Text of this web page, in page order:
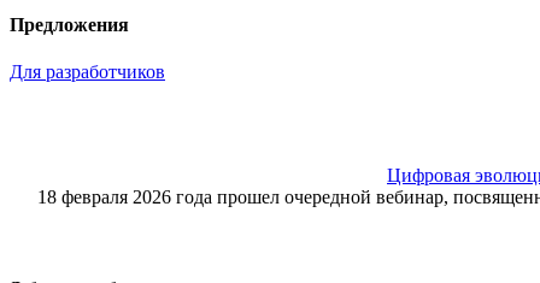
Предложения
Для разработчиков
Цифровая
18 февраля 2026 года прошел очередной вебинар,